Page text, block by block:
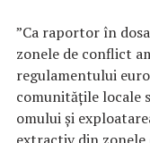
”Ca raportor în
zonele de conflict
regulamentului
comunitățile locale
omului și
extractiv din zonele